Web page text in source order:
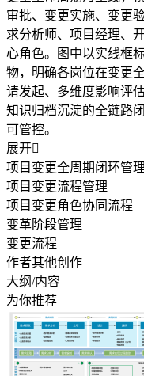
审批、变更实施、变更
求分析师、项目经理、
心角色。图中以实线框
物，明确各岗位在变更
请发起、多维度影响评
知识归档沉淀的全链路
可管控。
展开
项目变更全周期闭环管理
项目变更流程管理
项目变更角色协同流程
变革阶段管理
变更流程
作者其他创作
大纲/内容
为你推荐